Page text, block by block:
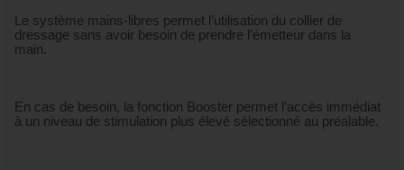
Le système mains-libres permet l’utilisation du collier de
dressage sans avoir besoin de prendre l’émetteur dans la
main.
En cas de besoin, la fonction Booster permet l’accès immédiat
à un niveau de stimulation plus élevé sélectionné au préalable.